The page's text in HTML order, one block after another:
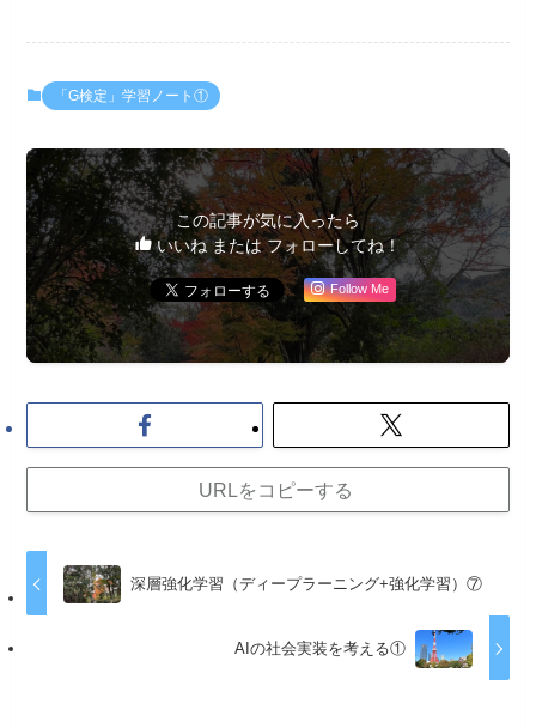
「G検定」学習ノート①
この記事が気に入ったら
いいね または フォローしてね！
Follow Me
URLをコピーする
深層強化学習（ディープラーニング+強化学習）⑦
AIの社会実装を考える①